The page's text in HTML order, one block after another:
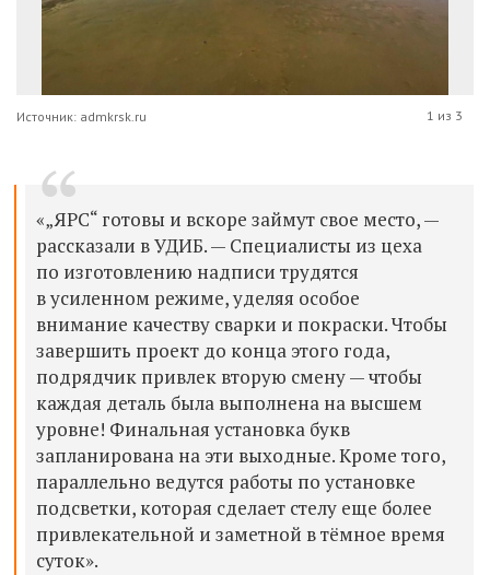
Источник: admkrsk.ru 1 из 3
«„ЯРС“ готовы и вскоре займут свое место, —
рассказали в УДИБ. — Специалисты из цеха
по изготовлению надписи трудятся
в усиленном режиме, уделяя особое
внимание качеству сварки и покраски. Чтобы
завершить проект до конца этого года,
подрядчик привлек вторую смену — чтобы
каждая деталь была выполнена на высшем
уровне! Финальная установка букв
запланирована на эти выходные. Кроме того,
параллельно ведутся работы по установке
подсветки, которая сделает стелу еще более
привлекательной и заметной в тёмное время
суток».